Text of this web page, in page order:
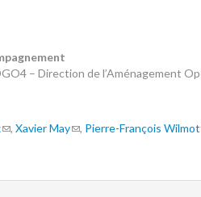
– Direction de l’Aménagement
, Xavier May , Pierre-François